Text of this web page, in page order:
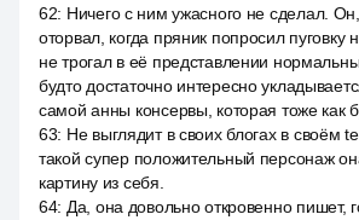
62: Ничего с ним ужасного не сделал.
оторвал, когда пряник попросил пуговку
не трогал в её представлении
будто достаточно интересно
самой анны консервы, которая тоже как
63: Не выглядит в своих блогах в своём
такой супер положительный персонаж
картину из себя.
64: Да, она довольно откровенно пишет,